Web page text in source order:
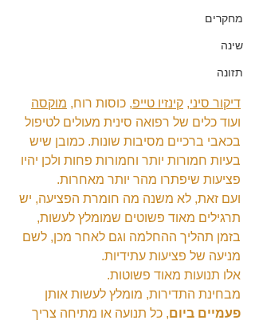
מחקרים
שינה
תזונה
דיקור סיני, קינזיו טייפ, כוסות רוח, מוקסה
ועוד כלים של רפואה סינית מעולים לטיפול
בכאבי ברכיים מסיבות שונות. כמובן שיש
בעיות חמורות יותר וחמורות פחות ולכן יהיו
פציעות שיפתרו מהר יותר מאחרות.
ועם זאת, לא משנה מה חומרת הפציעה, יש
תרגילים מאוד פשוטים שמומלץ לעשות,
בזמן תהליך ההחלמה וגם לאחר מכן, לשם
מניעה של פציעות עתידיות.
אלו תנועות מאוד פשוטות.
מבחינת התדירות, מומלץ לעשות אותן
פעמיים ביום, כל תנועה או מתיחה צריך